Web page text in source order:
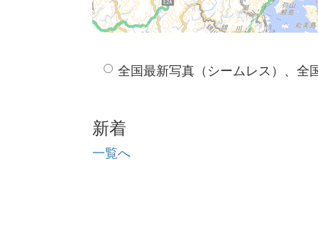
全国最新写真（シームレス）、全
新着
一覧へ